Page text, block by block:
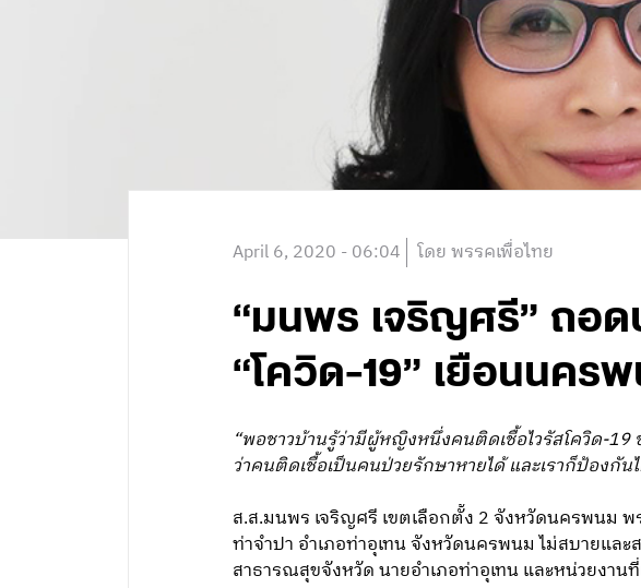
April 6, 2020 - 06:04 โดย พรรคเพื่อไทย
“มนพร เจริญศรี” ถอด
“โควิด-19” เยือนนคร
“พอชาวบ้านรู้ว่ามีผู้หญิงหนึ่งคนติดเชื้อไวรัสโควิด-
ว่าคนติดเชื้อเป็นคนป่วยรักษาหายได้ และเราก็ป้องกัน
ส.ส.มนพร เจริญศรี เขตเลือกตั้ง 2 จังหวัดนครพนม
ท่าจำปา อำเภอท่าอุเทน จังหวัดนครพนม ไม่สบายแล
สาธารณสุขจังหวัด นายอำเภอท่าอุเทน และหน่วยงา